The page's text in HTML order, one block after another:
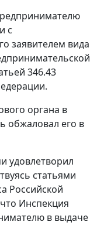
с
заявителем вида
346.43
органа в
обжаловал его в
удовлетворил
статьями
Российской
Инспекция
в выдаче